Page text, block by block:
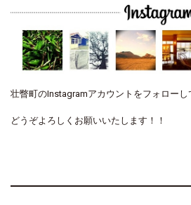
壮瞥町のInstagramアカウントをフォローし
どうぞよろしくお願いいたします！！